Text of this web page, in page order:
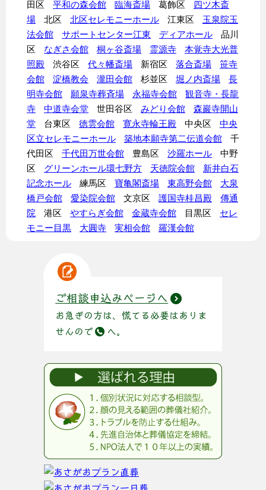
田区 平和の森会館 臨海斎場 葛飾区
四ツ木斎
場
北区 北区セレモニーホール 江東区
玉泉院玉
法会館
サポートセンター江東 ディアホール
品川
区
なぎさ会館 桐ヶ谷斎場 霊源寺
本覚寺大光普
照殿
渋谷区 代々幡斎場 新宿区 落合斎場
笹寺
会館
淀橋教会 瀧田会館 杉並区 堀ノ内斎場
長
明寺会館
願泉寺葬斉場 永福寺会館
観音寺・長龍
寺
中道寺会堂 世田谷区 みどり会館
森巖寺開山
堂
台東区 徳雲会館 寛永寺輪王殿 中央区
中央
区立セレモニーホール
築地本願寺第二伝道会館
千
代田区
千代田万世会館 豊島区 沙羅ホール
中野
区
グリーンホール環七野方 天徳院会館
新井白石
記念ホール
練馬区 寶亀閣斎場 東高野会館
大泉
橋戸会館
愛染院会館 文京区 護国寺桂昌殿
傳通
院
港区 やすらぎ会館 金蔵寺会館 目黒区
セレ
モニー目黒
大圓寺 実相会館 羅漢会館
ご相談申込みページへ
お急ぎの方は、慌てる必要はありま
せんので
へ。